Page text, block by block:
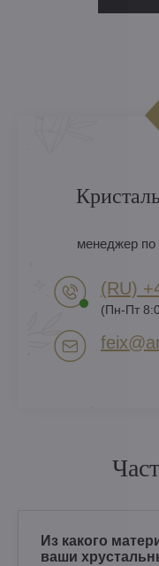
менеджер
(RU)
(Пн-Пт
Из какого
ваши